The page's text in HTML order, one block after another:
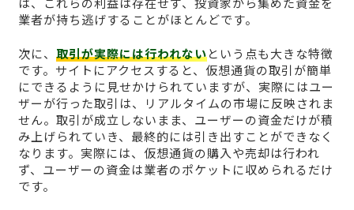
業者が持ち逃げすることがほとんどです。
次に、 取引が実際には行われないという点も大きな特徴
です。サイトにアクセスすると、仮想通貨の取引が簡単
にできるように見せかけられていますが、実際にはユー
ザーが行った取引は、リアルタイムの市場に反映されま
せん。取引が成立しないまま、ユーザーの資金だけが積
み上げられていき、最終的には引き出すことができなく
なります。実際には、仮想通貨の購入や売却は行われ
ず、ユーザーの資金は業者のポケットに収められるだけ
です。